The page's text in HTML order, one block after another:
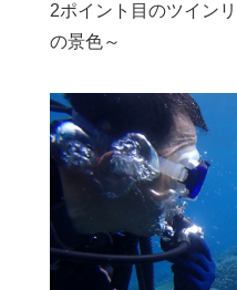
2ポイント目のツイン
の景色～